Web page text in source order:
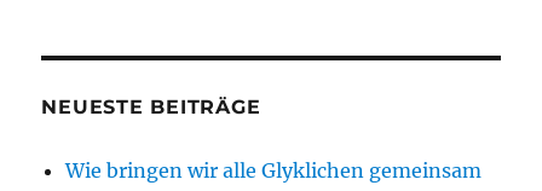
NEUESTE BEITRÄGE
Wie bringen wir alle Glyklichen gemeinsam